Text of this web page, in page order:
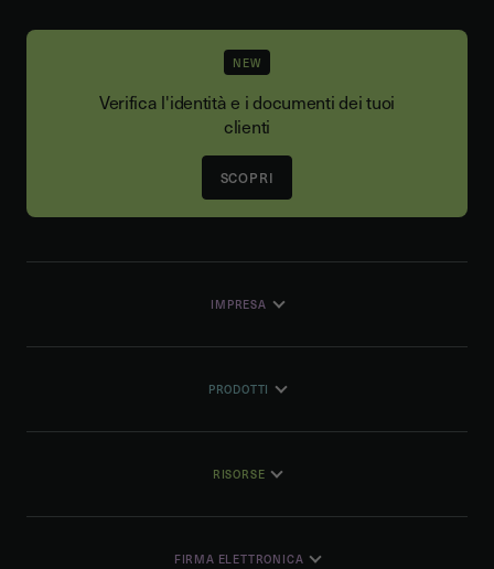
NEW
Verifica l'identità e i documenti dei tuoi
clienti
SCOPRI
IMPRESA
PRODOTTI
RISORSE
FIRMA ELETTRONICA